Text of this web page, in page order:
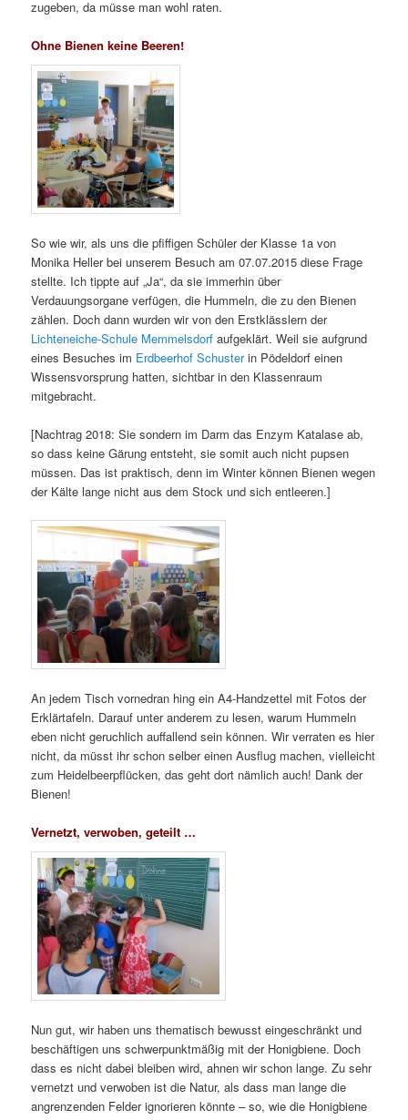
zugeben, da müsse man wohl raten.
Ohne Bienen keine Beeren!
So wie wir, als uns die pfiffigen Schüler der Klasse 1a von
Monika Heller bei unserem Besuch am 07.07.2015 diese Frage
stellte. Ich tippte auf „Ja“, da sie immerhin über
Verdauungsorgane verfügen, die Hummeln, die zu den Bienen
zählen. Doch dann wurden wir von den Erstklässlern der
Lichteneiche-Schule Memmelsdorfaufgeklärt. Weil sie aufgrund
eines Besuches im Erdbeerhof Schusterin Pödeldorf einen
Wissensvorsprung hatten, sichtbar in den Klassenraum
mitgebracht.
[Nachtrag 2018: Sie sondern im Darm das Enzym Katalase ab,
so dass keine Gärung entsteht, sie somit auch nicht pupsen
müssen. Das ist praktisch, denn im Winter können Bienen wegen
der Kälte lange nicht aus dem Stock und sich entleeren.]
An jedem Tisch vornedran hing ein A4-Handzettel mit Fotos der
Erklärtafeln. Darauf unter anderem zu lesen, warum Hummeln
eben nicht geruchlich auffallend sein können. Wir verraten es hier
nicht, da müsst ihr schon selber einen Ausflug machen, vielleicht
zum Heidelbeerpflücken, das geht dort nämlich auch! Dank der
Bienen!
Vernetzt, verwoben, geteilt …
Nun gut, wir haben uns thematisch bewusst eingeschränkt und
beschäftigen uns schwerpunktmäßig mit der Honigbiene. Doch
dass es nicht dabei bleiben wird, ahnen wir schon lange. Zu sehr
vernetzt und verwoben ist die Natur, als dass man lange die
angrenzenden Felder ignorieren könnte – so, wie die Honigbiene